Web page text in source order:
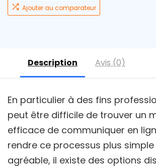
Ajouter au comparateur
Description Avis (0)
En particulier à des fins
peut être difficile de trouver un
efficace de communiquer en
rendre ce processus plus
agréable, il existe des options